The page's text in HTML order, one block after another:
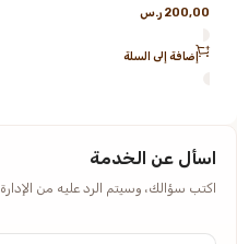
200,00 ر.س
إضافة إلى السلة
اسأل عن الخدمة
اكتب سؤالك، وسيتم الرد عليه من الإدارة.